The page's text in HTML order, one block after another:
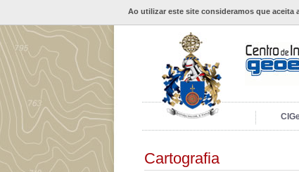
Ao utilizar este site consideramos que aceita
Cartografia